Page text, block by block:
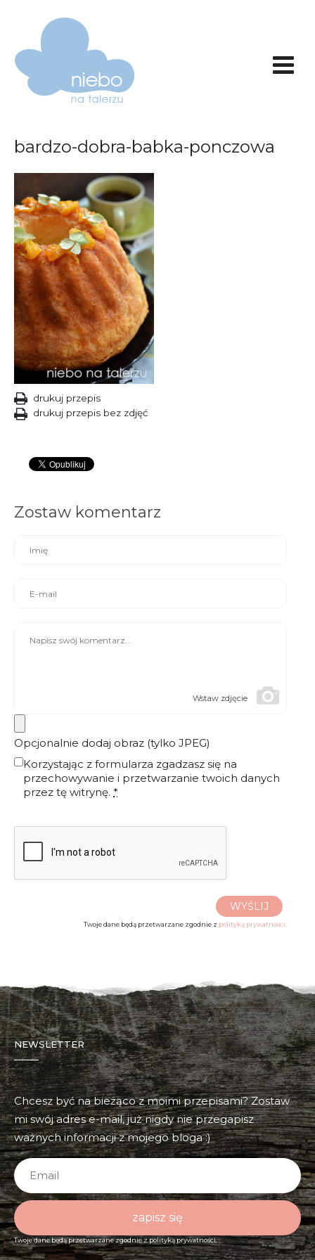
bardzo-dobra-babka-ponczowa
drukuj przepis
drukuj przepis bez zdjęć
Zostaw komentarz
Wstaw zdjęcie
Opcjonalnie dodaj obraz (tylko JPEG)
Korzystając z formularza zgadzasz się na
przechowywanie i przetwarzanie twoich danych
przez tę witrynę. *
WYŚLIJ
Twoje dane będą przetwarzane zgodnie z polityką prywatności.
NEWSLETTER
Chcesz być na bieżąco z moimi przepisami? Zostaw
mi swój adres e-mail, już nigdy nie przegapisz
ważnych informacji z mojego bloga :)
zapisz się
Twoje dane będą przetwarzane zgodnie zpolityką prywatności.